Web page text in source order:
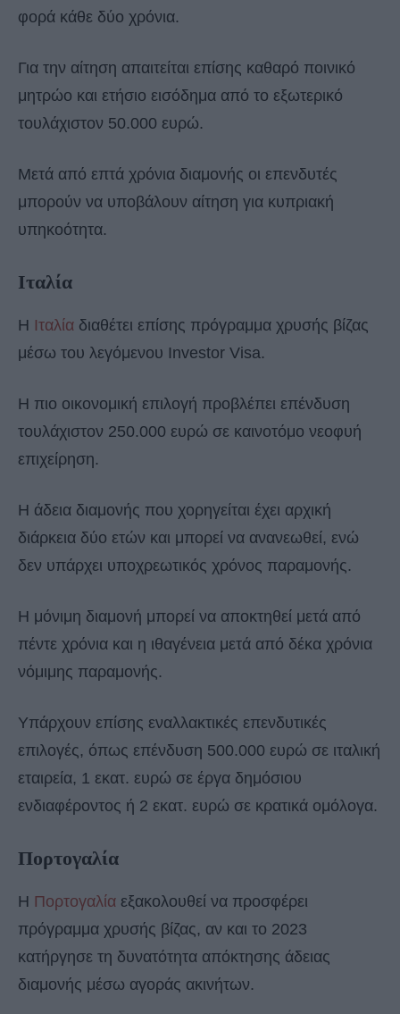
φορά κάθε δύο χρόνια.
Για την αίτηση απαιτείται επίσης καθαρό ποινικό
μητρώο και ετήσιο εισόδημα από το εξωτερικό
τουλάχιστον 50.000 ευρώ.
Μετά από επτά χρόνια διαμονής οι επενδυτές
μπορούν να υποβάλουν αίτηση για κυπριακή
υπηκοότητα.
Ιταλία
Η Ιταλία διαθέτει επίσης πρόγραμμα χρυσής βίζας
μέσω του λεγόμενου Investor Visa.
Η πιο οικονομική επιλογή προβλέπει επένδυση
τουλάχιστον 250.000 ευρώ σε καινοτόμο νεοφυή
επιχείρηση.
Η άδεια διαμονής που χορηγείται έχει αρχική
διάρκεια δύο ετών και μπορεί να ανανεωθεί, ενώ
δεν υπάρχει υποχρεωτικός χρόνος παραμονής.
Η μόνιμη διαμονή μπορεί να αποκτηθεί μετά από
πέντε χρόνια και η ιθαγένεια μετά από δέκα χρόνια
νόμιμης παραμονής.
Υπάρχουν επίσης εναλλακτικές επενδυτικές
επιλογές, όπως επένδυση 500.000 ευρώ σε ιταλική
εταιρεία, 1 εκατ. ευρώ σε έργα δημόσιου
ενδιαφέροντος ή 2 εκατ. ευρώ σε κρατικά ομόλογα.
Πορτογαλία
Η Πορτογαλία εξακολουθεί να προσφέρει
πρόγραμμα χρυσής βίζας, αν και το 2023
κατήργησε τη δυνατότητα απόκτησης άδειας
διαμονής μέσω αγοράς ακινήτων.